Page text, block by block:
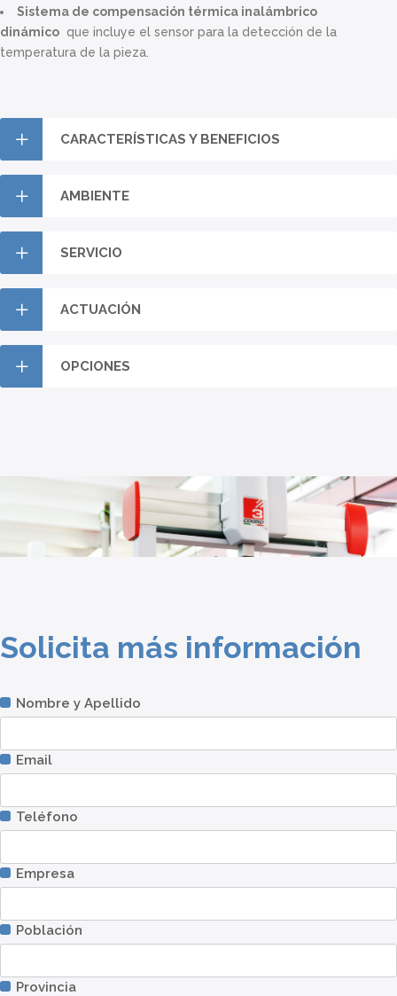
Sistema de compensación térmica inalámbrico
dinámico que incluye el sensor para la detección de la
temperatura de la pieza.
CARACTERÍSTICAS Y BENEFICIOS
AMBIENTE
SERVICIO
ACTUACIÓN
OPCIONES
Solicita más información
Nombre y Apellido
Email
Teléfono
Empresa
Población
Provincia